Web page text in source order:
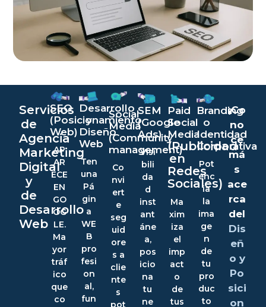
Servicios
de
Agencia
Marketing
Digital
y
de
Desarrollo
Web
SEO
(Posicionamiento
Web)
AP
AR
ECE
EN
GO
OG
LE.
Ma
yor
tráf
ico
que
co
Desarrollo
y
Diseño
Web
Ten
una
Pá
gin
a
WE
B
pro
fesi
on
al,
fun
Social
Media
(Community
management)
Co
nvi
ert
e
seg
uid
ore
s a
clie
nte
s
pot
SEM
(Google
Ads)
Visi
bili
da
d
inst
ant
áne
a,
pos
icio
na
tu
ne
Paid
Social
Media
(Publicidad
en
Redes
Sociales)
Ma
xim
iza
el
imp
act
o
de
tus
Branding
o
Identidad
Corporativa
Pot
enc
ia
la
ima
ge
n
de
tu
pro
duc
to
¡Co
no
ce
má
s
ace
rca
del
Dis
eñ
o y
Po
sici
on